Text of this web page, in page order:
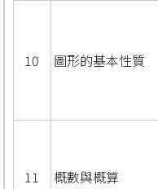
10 圖形的基本性質
11 概數與概算